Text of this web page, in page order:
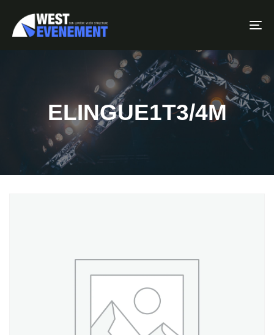
ELINGUE1T3/4M